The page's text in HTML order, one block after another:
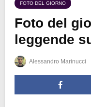
FOTO DEL GIORNO
Foto del
leggende
Alessandro Marinucci